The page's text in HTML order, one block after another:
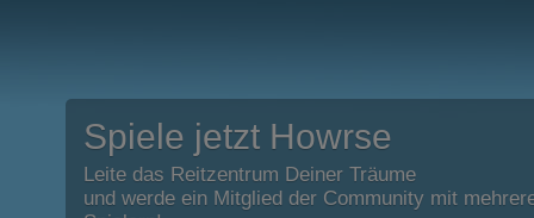
Spiele jetzt Howrse
Leite das Reitzentrum Deiner Träume
und werde ein Mitglied der Community mit